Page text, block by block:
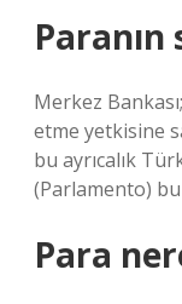
Merkez
etme yetkisine
bu ayrıcalık
(Parlamento) bu
Para